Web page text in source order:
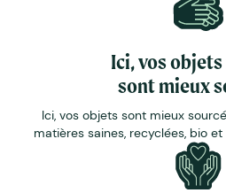
Ici, vos
sont mieux
Ici, vos objets sont mieux
matières saines, recyclées, bio